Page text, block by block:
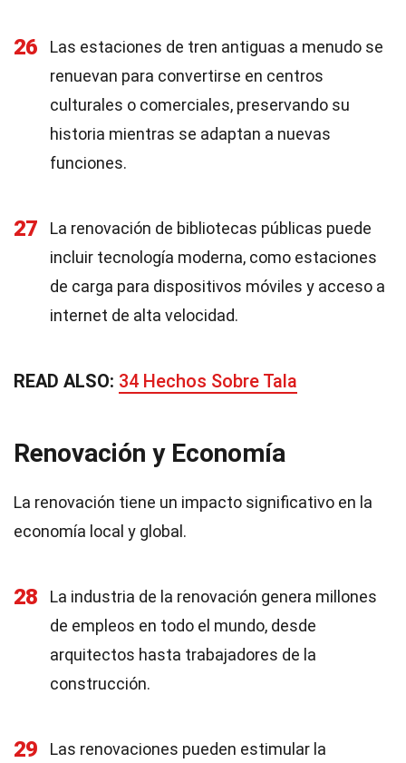
26
Las estaciones de tren antiguas a menudo se
renuevan para convertirse en centros
culturales o comerciales, preservando su
historia mientras se adaptan a nuevas
funciones.
27
La renovación de bibliotecas públicas puede
incluir tecnología moderna, como estaciones
de carga para dispositivos móviles y acceso a
internet de alta velocidad.
READ ALSO: 34 Hechos Sobre Tala
Renovación y Economía
La renovación tiene un impacto significativo en la
economía local y global.
28
La industria de la renovación genera millones
de empleos en todo el mundo, desde
arquitectos hasta trabajadores de la
construcción.
29
Las renovaciones pueden estimular la